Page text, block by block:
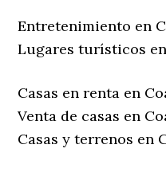
Entretenimiento en
Lugares turísticos
Casas en renta en
Venta de casas en
Casas y terrenos en